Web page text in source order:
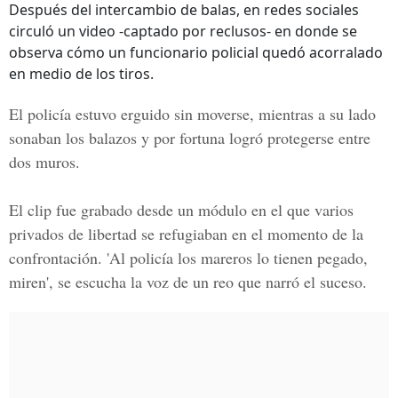
Después del intercambio de balas, en redes sociales
circuló un video -captado por reclusos- en donde se
observa cómo un funcionario policial quedó acorralado
en medio de los tiros.
El policía estuvo erguido sin moverse, mientras a su lado
sonaban los balazos y por fortuna logró protegerse entre
dos muros.
El clip fue grabado desde un módulo en el que varios
privados de libertad se refugiaban en el momento de la
confrontación. 'Al policía los mareros lo tienen pegado,
miren', se escucha la voz de un reo que narró el suceso.